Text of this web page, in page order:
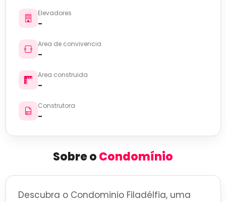
Elevadores
-
Area de convivencia
-
Area construida
-
Construtora
-
Sobre oCondomínio
Descubra o Condominio Filadélfia, uma